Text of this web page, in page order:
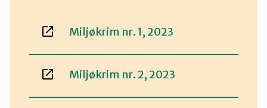
Miljøkrim nr. 1, 2023
Miljøkrim nr. 2, 2023